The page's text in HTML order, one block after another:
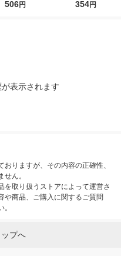
ティ 2/3サイズ チャッ
506円
ゲティ
354円
表示されます
りますが、その内容の正確性、
ん。
を取り扱うストアによって運営さ
や商品、ご購入に関するご質問
プへ